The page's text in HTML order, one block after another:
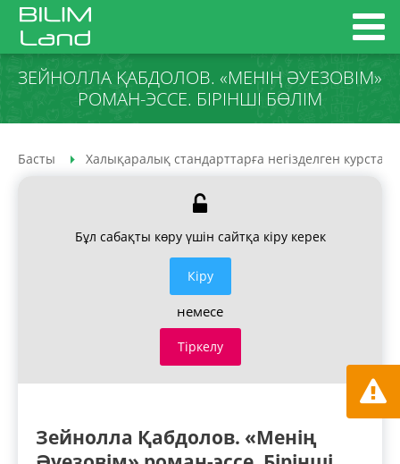
ЗЕЙНОЛЛА ҚАБДОЛОВ. «МЕНІҢ ӘУЕЗОВІМ»
РОМАН-ЭССЕ. БІРІНШІ БӨЛІМ
Басты Халықаралық стандарттарға негізделген курстар
Бұл сабақты көру үшін сайтқа кіру керек
Кiру
немесе
Тіркелу
Зейнолла Қабдолов. «Менің